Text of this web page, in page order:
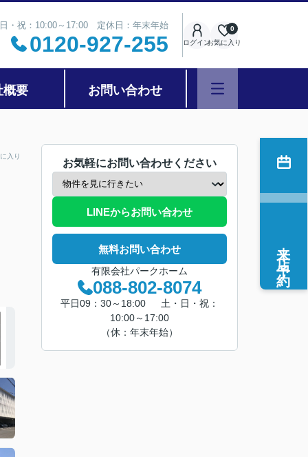
・祝：10:00～17:00 定休日：年末年始
0120-927-255 ログインお気に入り
0
概要 お問い合わせ
入り
お気軽にお問い合わせください
LINEからお問い合わせ
無料お問い合わせ
有限会社パークホーム
088-802-8074
平日09：30～18:00 土・日・祝：
10:00～17:00
（休：年末年始）
来店予約